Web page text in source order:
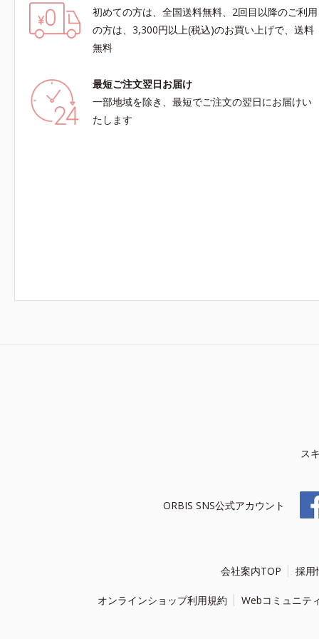
初めての方は、全国送料無料、2回目以降のご利用
の方は、3,300円以上(税込)のお買い上げで、送料
無料
最短ご注文翌日お届け
一部地域を除き、最短でご注文の翌日にお届けい
たします
ス
ORBIS SNS公式アカウント
会社案内TOP 採用
オンラインショップ利用規約 Webコミュニテ